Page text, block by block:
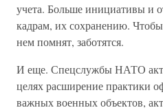
учета. Больше инициативы и
кадрам, их сохранению.
нем помнят, заботятся.
И еще. Спецслужбы НАТО
целях расширение практики
важных военных объектов,